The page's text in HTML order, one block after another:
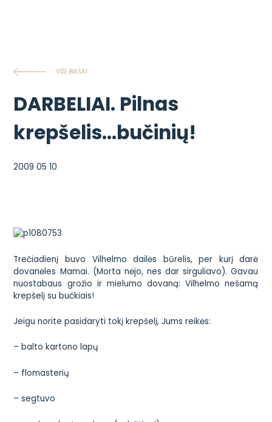
VISI ĮRAŠAI
DARBELIAI. Pilnas
krepšelis…bučinių!
2009 05 10
Trečiadienį buvo Vilhelmo dailės būrelis, per kurį darė
dovanėles Mamai. (Morta nėjo, nes dar sirguliavo). Gavau
nuostabaus grožio ir mielumo dovaną: Vilhelmo nešamą
krepšelį su bučkiais!
Jeigu norite pasidaryti tokį krepšelį, Jums reikės:
– balto kartono lapų
– flomasterių
– segtuvo